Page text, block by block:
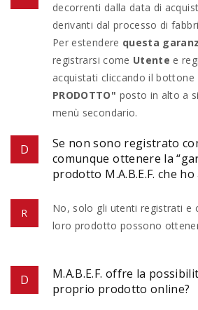
decorrenti dalla data di
derivanti dal processo di
Per estendere questa
registrarsi come Utente e
acquistati cliccando il bottone
PRODOTTO" posto in alto a
menù secondario.
Se non sono registrato
comunque ottenere la
prodotto M.A.B.E.F. che
No, solo gli utenti registrati e
loro prodotto possono
M.A.B.E.F. offre la
proprio prodotto online?